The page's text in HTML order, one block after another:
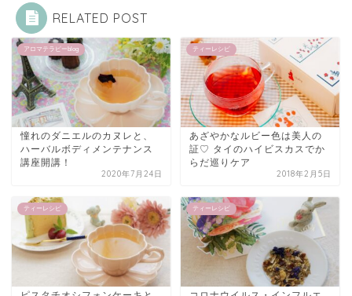
RELATED POST
アロマテラピーblog
憧れのダニエルのカヌレと、
ハーバルボディメンテナンス
講座開講！
2020年7月24日
ティーレシピ
あざやかなルビー色は美人の
証♡ タイのハイビスカスでか
らだ巡りケア
2018年2月5日
ティーレシピ ティーレシピ